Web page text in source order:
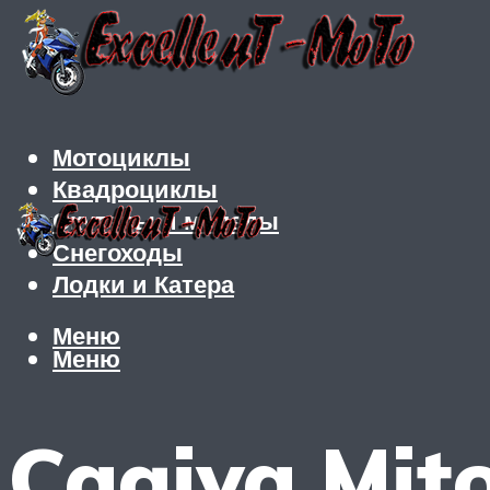
Мотоциклы
Квадроциклы
Скутеры и мопеды
Снегоходы
Лодки и Катера
Меню
Меню